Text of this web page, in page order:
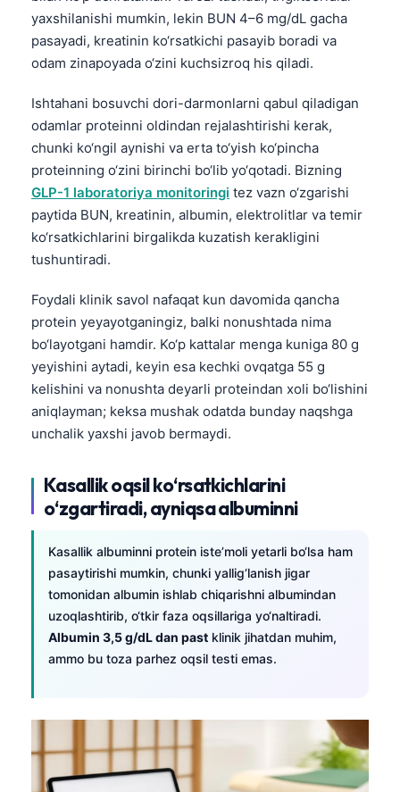
yaxshilanishi mumkin, lekin BUN 4–6 mg/dL gacha
pasayadi, kreatinin ko‘rsatkichi pasayib boradi va
odam zinapoyada o‘zini kuchsizroq his qiladi.
Ishtahani bosuvchi dori-darmonlarni qabul qiladigan
odamlar proteinni oldindan rejalashtirishi kerak,
chunki ko‘ngil aynishi va erta to‘yish ko‘pincha
proteinning o‘zini birinchi bo‘lib yo‘qotadi. Bizning
GLP-1 laboratoriya monitoringi tez vazn o‘zgarishi
paytida BUN, kreatinin, albumin, elektrolitlar va temir
ko‘rsatkichlarini birgalikda kuzatish kerakligini
tushuntiradi.
Foydali klinik savol nafaqat kun davomida qancha
protein yeyayotganingiz, balki nonushtada nima
bo‘layotgani hamdir. Ko‘p kattalar menga kuniga 80 g
yeyishini aytadi, keyin esa kechki ovqatga 55 g
kelishini va nonushta deyarli proteindan xoli bo‘lishini
aniqlayman; keksa mushak odatda bunday naqshga
unchalik yaxshi javob bermaydi.
Kasallik oqsil ko‘rsatkichlarini
o‘zgartiradi, ayniqsa albuminni
Kasallik albuminni protein iste’moli yetarli bo‘lsa ham
pasaytirishi mumkin, chunki yallig‘lanish jigar
tomonidan albumin ishlab chiqarishni albumindan
uzoqlashtirib, o‘tkir faza oqsillariga yo‘naltiradi.
Albumin 3,5 g/dL dan past klinik jihatdan muhim,
ammo bu toza parhez oqsil testi emas.